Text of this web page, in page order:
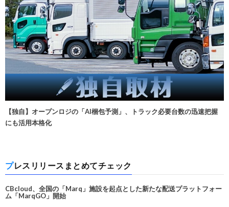
【独自】オープンロジの「AI梱包予測」、トラック必要台数の迅速把握
にも活用本格化
プレスリリースまとめてチェック
CBcloud、全国の「Marq」施設を起点とした新たな配送プラットフォー
ム「MarqGO」開始